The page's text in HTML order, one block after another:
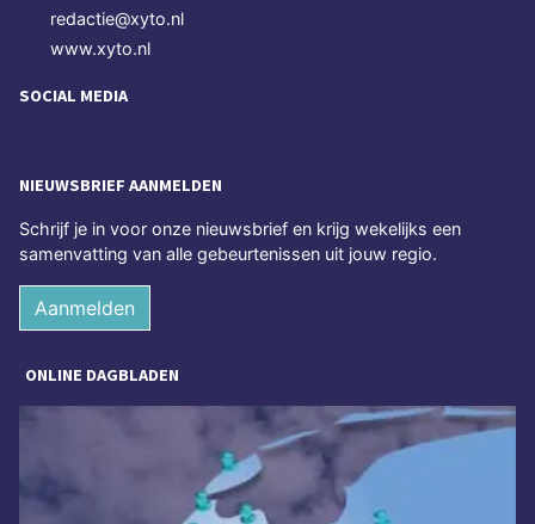
redactie@xyto.nl
www.xyto.nl
SOCIAL MEDIA
NIEUWSBRIEF AANMELDEN
Schrijf je in voor onze nieuwsbrief en krijg wekelijks een
samenvatting van alle gebeurtenissen uit jouw regio.
Aanmelden
ONLINE DAGBLADEN